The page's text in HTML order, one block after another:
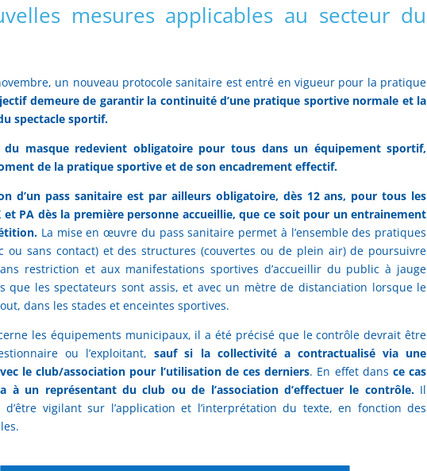
mesures applicables au secteur du
un nouveau protocole sanitaire est entré en vigueur pour la pratique
demeure de garantir la continuité d’une pratique sportive normale et la
spectacle sportif.
masque redevient obligatoire pour tous dans un équipement sportif,
de la pratique sportive et de son encadrement effectif.
d’un pass sanitaire est par ailleurs obligatoire, dès 12 ans, pour tous les
et PA dès la première personne accueillie, que ce soit pour un entrainement
La mise en œuvre du pass sanitaire permet à l’ensemble des pratiques
ou sans contact) et des structures (couvertes ou de plein air) de poursuivre
restriction et aux manifestations sportives d’accueillir du public à jauge
que les spectateurs sont assis, et avec un mètre de distanciation lorsque le
dans les stades et enceintes sportives.
les équipements municipaux, il a été précisé que le contrôle devrait être
ou l’exploitant, sauf si la collectivité a contractualisé via une
le club/association pour l’utilisation de ces derniers. En effet dans ce cas
à un représentant du club ou de l’association d’effectuer le contrôle.Il
d’être vigilant sur l’application et l’interprétation du texte, en fonction des